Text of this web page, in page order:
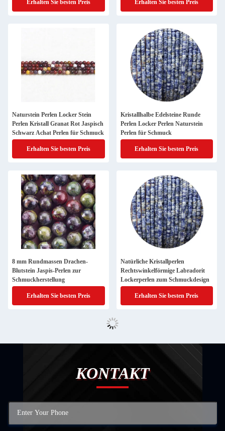
Erhalten Sie besten Preis
Erhalten Sie besten Preis
Naturstein Perlen Locker Stein
Perlen Kristall Granat Rot Jaspisch
Schwarz Achat Perlen für Schmuck
Erhalten Sie besten Preis
Kristallhalbe Edelsteine Runde
Perlen Locker Perlen Naturstein
Perlen für Schmuck
Erhalten Sie besten Preis
8 mm Rundmassen Drachen-
Blutstein Jaspis-Perlen zur
Schmuckherstellung
Erhalten Sie besten Preis
Natürliche Kristallperlen
Rechtswinkelförmige Labradorit
Lockerperlen zum Schmuckdesign
Erhalten Sie besten Preis
KONTAKT